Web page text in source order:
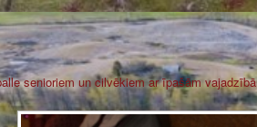
senioriem un cilvēkiem ar īpašām